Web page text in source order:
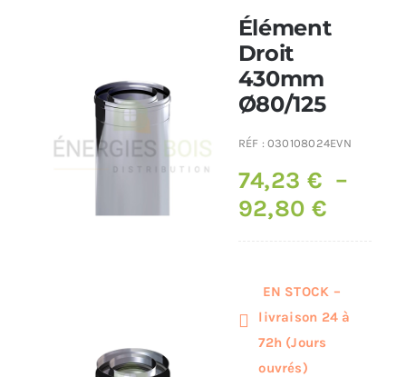
Conduit de fumées
Élément
Droit
430mm
Ø80/125
RÉF :030108024EVN
74,23€ –
92,80€
74,23
à
EN STOCK –
livraison 24 à
72h (Jours
ouvrés)